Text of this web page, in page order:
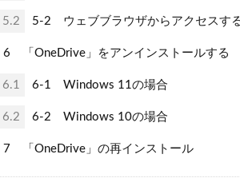
5.2 5-2 ウェブブラウザからアクセスす
6 「OneDrive」をアンインストールする
6.1 6-1 Windows 11の場合
6.2 6-2 Windows 10の場合
7 「OneDrive」の再インストール